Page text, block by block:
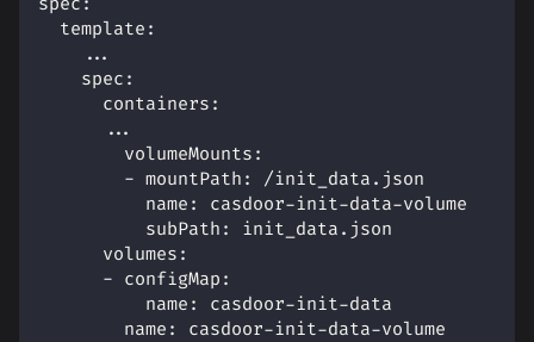
template :
...
spec :
containers :
...
volumeMounts :
- mountPath :
/init_data.json
name : casdoor-init-data-volume
subPath :
init_data.json
volumes :
- configMap :
name : casdoor-init-data
name : casdoor-init-data-volume